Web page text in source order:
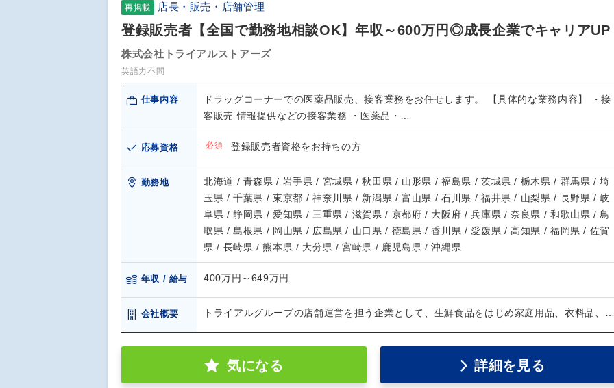
再掲載 店長・販売・店舗管理
登録販売者【全国で勤務地相談OK】年収～600万円◎成長企業でキャリアUP
株式会社トライアルストアーズ
英語力不問
仕事内容
ドラッグコーナーでの医薬品販売、接客業務をお任せします。 【具体的な業務内容】 ・接
客販売 情報提供などの接客業務 ・医薬品・…
応募資格 必須 登録販売者資格をお持ちの方
勤務地
北海道 / 青森県 / 岩手県 / 宮城県 / 秋田県 / 山形県 / 福島県 / 茨城県 / 栃木県 / 群馬県 / 埼
玉県 / 千葉県 / 東京都 / 神奈川県 / 新潟県 / 富山県 / 石川県 / 福井県 / 山梨県 / 長野県 / 岐
阜県 / 静岡県 / 愛知県 / 三重県 / 滋賀県 / 京都府 / 大阪府 / 兵庫県 / 奈良県 / 和歌山県 / 鳥
取県 / 島根県 / 岡山県 / 広島県 / 山口県 / 徳島県 / 香川県 / 愛媛県 / 高知県 / 福岡県 / 佐賀
県 / 長崎県 / 熊本県 / 大分県 / 宮崎県 / 鹿児島県 / 沖縄県
年収 / 給与 400万円～649万円
会社概要 トライアルグループの店舗運営を担う企業として、生鮮食品をはじめ家庭用品、衣料品、
気になる 詳細を見る